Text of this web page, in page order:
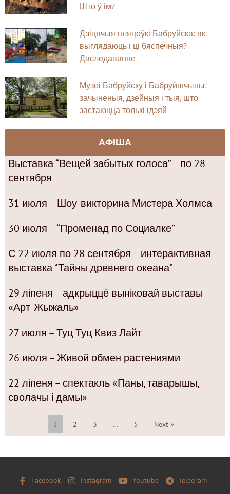
Што ў ім?
Дзіцячыя пляцоўкі Бабруйска: як
выглядаюць і ці бяспечныя?
Даследаванне
Музеі Бабруйску і Бабруйшчыны:
зачыненыя, дзейныя і тыя, што
застаюцца толькі ідэяй
АФІША
Выставка “Вещей забытых голоса” – по 28
сентября
31 июля – Шоу-викторина Мистера Холмса
30 июля – “Променад по Социалке”
С 22 июля по 28 сентября – интерактивная
выставка “Тайны древнего океана”
29 ліпеня – адкрыццё выніковай выставы
«Арт-Жыжаль»
27 июля – Туц Туц Квиз Лайт
26 июля – Живой обмен растениями
22 ліпеня – спектакль «Паны, таварышы,
сволачы і дамы»
1 2 3 … 5 Next »
Facebook Instagram Youtube Telegram